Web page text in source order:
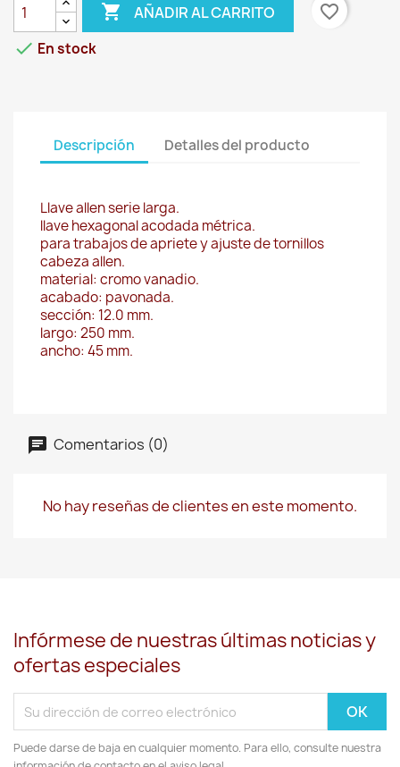
 AÑADIR AL CARRITO
favorite_border
 En stock
Descripción Detalles del producto
Llave allen serie larga.
llave hexagonal acodada métrica.
para trabajos de apriete y ajuste de tornillos
cabeza allen.
material: cromo vanadio.
acabado: pavonada.
sección: 12.0 mm.
largo: 250 mm.
ancho: 45 mm.
Comentarios (0)
No hay reseñas de clientes en este momento.
Infórmese de nuestras últimas noticias y
ofertas especiales
Puede darse de baja en cualquier momento. Para ello, consulte nuestra